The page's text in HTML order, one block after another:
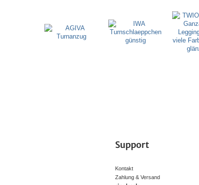
Support
Kontakt
Zahlung & Versand